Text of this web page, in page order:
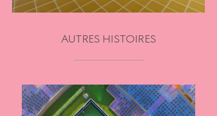
AUTRES HISTOIRES